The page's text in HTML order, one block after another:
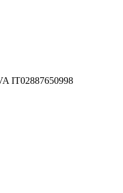
IT02887650998